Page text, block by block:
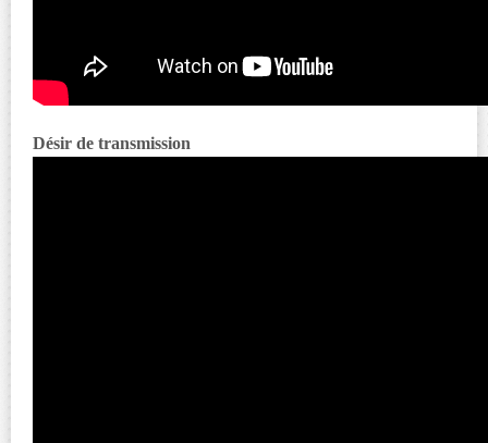
Désir de transmission